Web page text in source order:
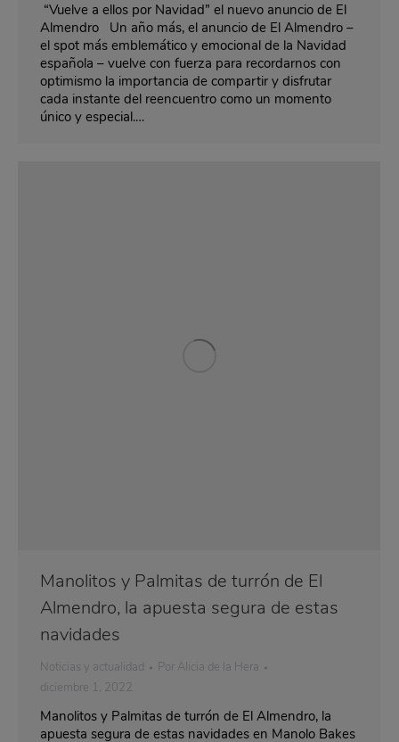
“Vuelve a ellos por Navidad” el nuevo anuncio de El
Almendro Un año más, el anuncio de El Almendro –
el spot más emblemático y emocional de la Navidad
española – vuelve con fuerza para recordarnos con
optimismo la importancia de compartir y disfrutar
cada instante del reencuentro como un momento
único y especial.…
Manolitos y Palmitas de turrón de El
Almendro, la apuesta segura de estas
navidades
Noticias y actualidad Por Alicia de la Hera
diciembre 1, 2022
Manolitos y Palmitas de turrón de El Almendro, la
apuesta segura de estas navidades en Manolo Bakes